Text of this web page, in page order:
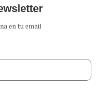
en tu email